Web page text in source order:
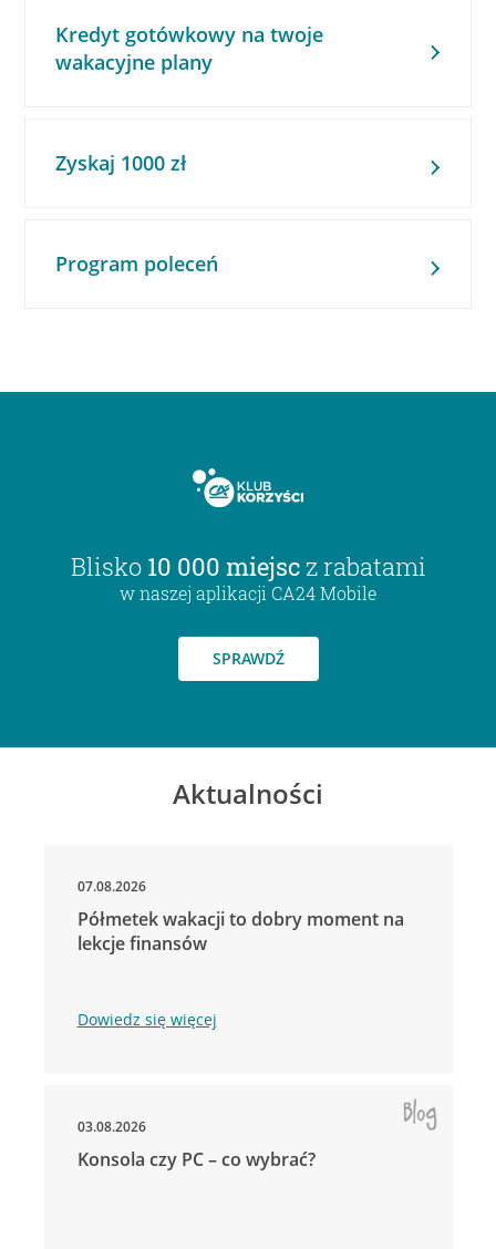
Kredyt gotówkowy na twoje
wakacyjne plany
Zyskaj 1000 zł
Program poleceń
Blisko 10 000 miejsc z rabatami
w naszej aplikacji CA24 Mobile
SPRAWDŹ
Aktualności
07.08.2026
Półmetek wakacji to dobry moment na
lekcje finansów
Dowiedz się więcej
03.08.2026
Konsola czy PC – co wybrać?